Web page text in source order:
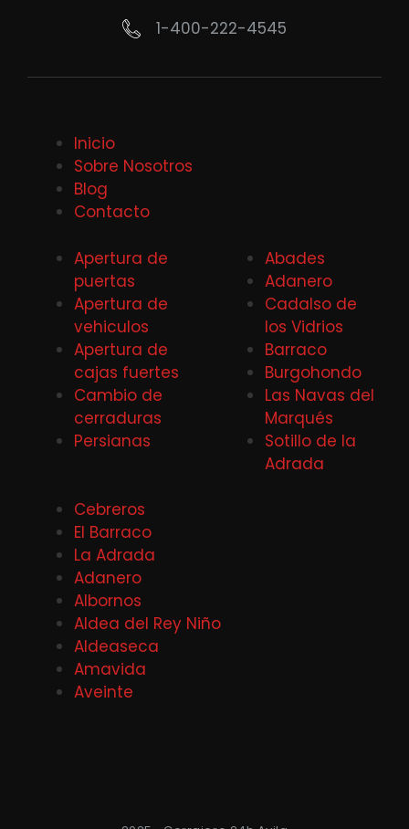
1-400-222-4545
Inicio
Sobre Nosotros
Blog
Contacto
Apertura de
puertas
Apertura de
vehiculos
Apertura de
cajas fuertes
Cambio de
cerraduras
Persianas
Abades
Adanero
Cadalso de
los Vidrios
Barraco
Burgohondo
Las Navas del
Marqués
Sotillo de la
Adrada
Cebreros
El Barraco
La Adrada
Adanero
Albornos
Aldea del Rey Niño
Aldeaseca
Amavida
Aveinte